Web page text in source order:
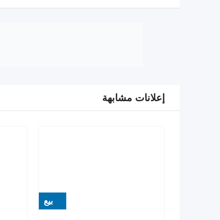
إعلانات مشابهة
بيع